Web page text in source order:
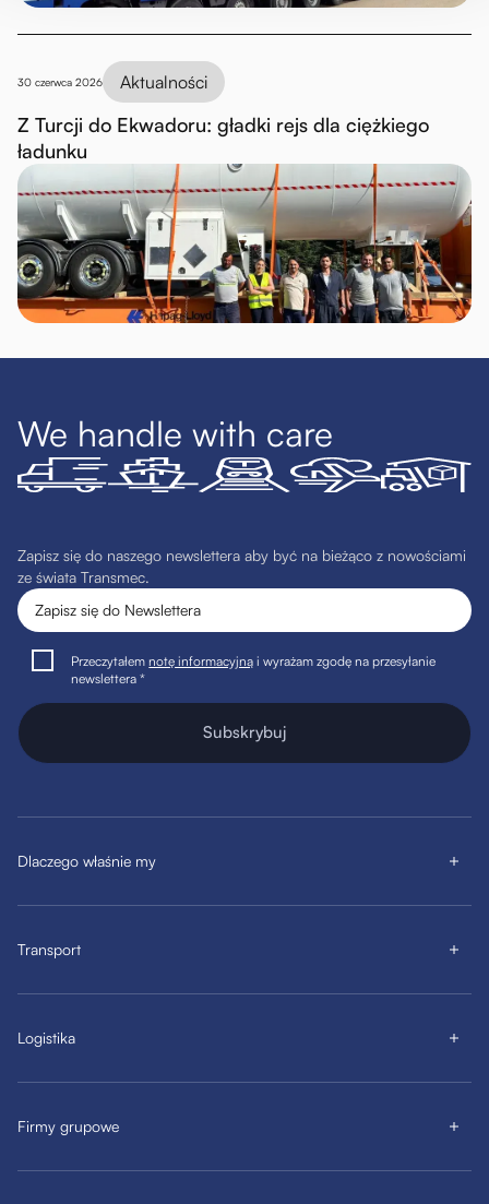
30 czerwca 2026 Aktualności
Z Turcji do Ekwadoru: gładki rejs dla ciężkiego
ładunku
We handle with care
Zapisz się do naszego newslettera aby być na bieżąco z nowościami
ze świata Transmec.
Przeczytałemnotę informacyjną i wyrażam zgodę na przesyłanie
newslettera *
Subskrybuj
Dlaczego właśnie my
Transport
Logistika
Firmy grupowe